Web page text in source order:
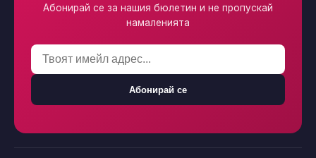
Абонирай се за нашия бюлетин и не пропускай
намаленията
Абонирай се